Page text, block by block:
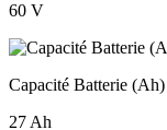
60 V
Capacité Batterie (Ah)
27 Ah